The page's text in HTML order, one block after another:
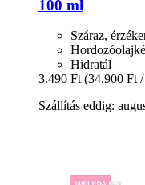
100 ml
Száraz,
Hidratál
3.490 Ft (34.900 Ft
Szállítás eddig: